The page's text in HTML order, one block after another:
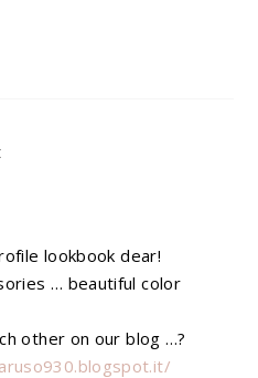
lookbook dear!
… beautiful color
other on our blog …?